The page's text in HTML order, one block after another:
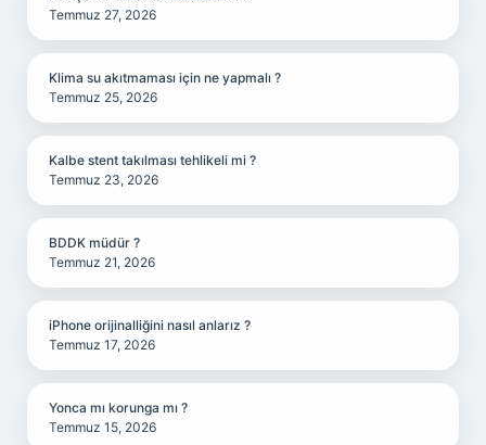
Temmuz 27, 2026
Klima su akıtmaması için ne yapmalı ?
Temmuz 25, 2026
Kalbe stent takılması tehlikeli mi ?
Temmuz 23, 2026
BDDK müdür ?
Temmuz 21, 2026
iPhone orijinalliğini nasıl anlarız ?
Temmuz 17, 2026
Yonca mı korunga mı ?
Temmuz 15, 2026